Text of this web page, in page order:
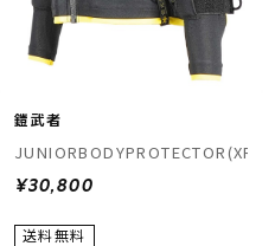
鎧武者
JUNIORBODYPROTECTOR(XRD)
¥30,800